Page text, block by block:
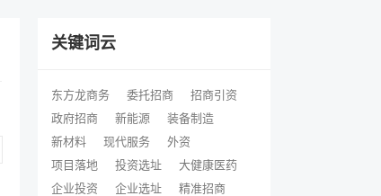
关键词云
东方龙商务 委托招商
招商引资
政府招商
新能源
装备制造
新材料
现代服务
外资
项目落地
投资选址
大健康医药
企业投资
企业选址
精准招商